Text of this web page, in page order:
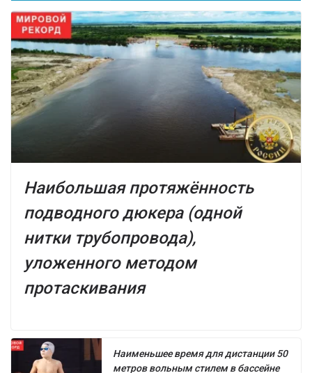
Наибольшая протяжённость
подводного дюкера (одной
нитки трубопровода),
уложенного методом
протаскивания
Наименьшее время для дистанции 50
метров вольным стилем в бассейне